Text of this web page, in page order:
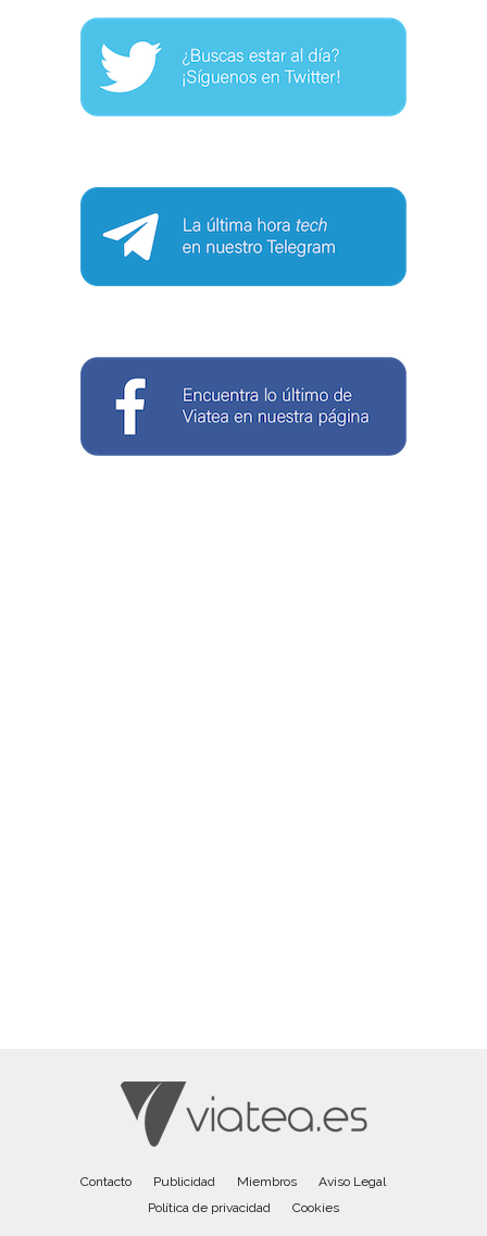
Contacto Publicidad Miembros
Aviso Legal
Política de privacidad
Cookies